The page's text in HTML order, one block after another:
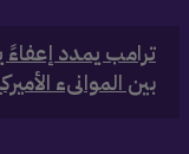
‏ترامب يمدد إعفاءً
بين الموانىء الأميركية